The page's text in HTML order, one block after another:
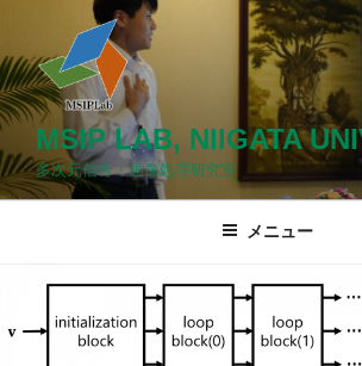
テ
ン
ツ
へ
ス
MSIP LAB, NIIGATA
多次元信号・画像処理研究室
メニュー